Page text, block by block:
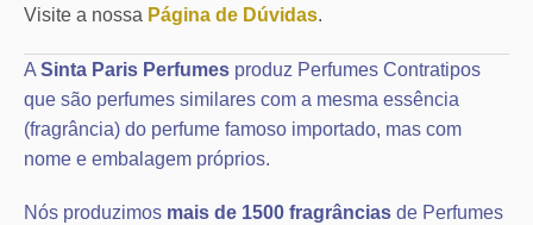
Visite a nossa Página de Dúvidas.
A Sinta Paris Perfumes produz Perfumes Contratipos
que são perfumes similares com a mesma essência
(fragrância) do perfume famoso importado, mas com
nome e embalagem próprios.
Nós produzimos mais de 1500 fragrâncias de Perfumes